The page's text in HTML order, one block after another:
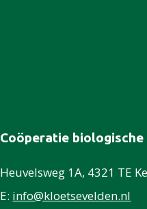
Coöperatie
Heuvelsweg 1A, 4321 TE
E: info@kloetsevelden.nl